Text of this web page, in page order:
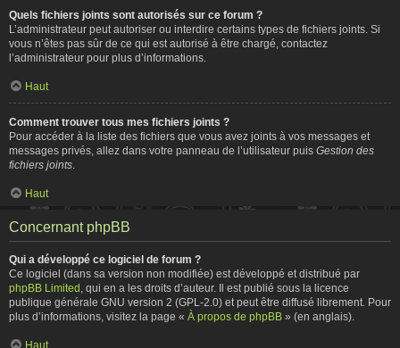
Quels fichiers joints sont autorisés sur ce forum ?
L’administrateur peut autoriser ou interdire certains types de fichiers joints. Si
vous n’êtes pas sûr de ce qui est autorisé à être chargé, contactez
l’administrateur pour plus d’informations.
Haut
Comment trouver tous mes fichiers joints ?
Pour accéder à la liste des fichiers que vous avez joints à vos messages et
messages privés, allez dans votre panneau de l’utilisateur puis Gestion des
fichiers joints
Haut
Concernant phpBB
Qui a développé ce logiciel de forum ?
Ce logiciel (dans sa version non modifiée) est développé et distribué par
phpBB Limited , qui en a les droits d’auteur. Il est publié sous la licence
publique générale GNU version 2 (GPL-2.0) et peut être diffusé librement. Pour
plus d’informations, visitez la page « À propos de phpBB » (en anglais).
Haut